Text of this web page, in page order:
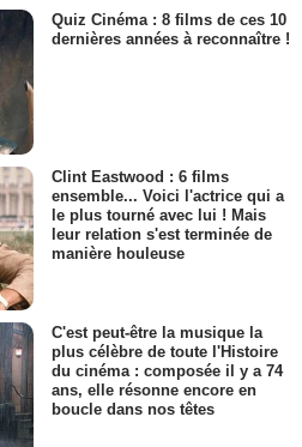
Quiz Cinéma : 8 films de ces 10
dernières années à reconnaître !
Clint Eastwood : 6 films
ensemble... Voici l'actrice qui a
le plus tourné avec lui ! Mais
leur relation s'est terminée de
manière houleuse
C'est peut-être la musique la
plus célèbre de toute l'Histoire
du cinéma : composée il y a 74
ans, elle résonne encore en
boucle dans nos têtes